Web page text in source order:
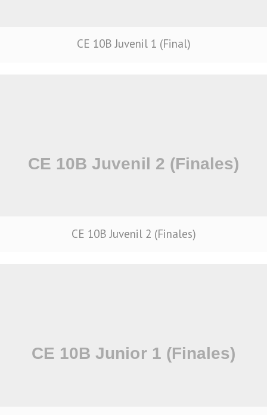
CE 10B Juvenil 1 (Final)
CE 10B Juvenil 2 (Finales)